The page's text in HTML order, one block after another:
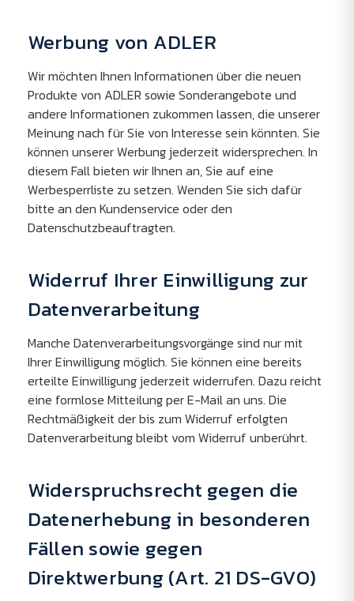
Werbung von ADLER
Wir möchten Ihnen Informationen über die neuen
Produkte von ADLER sowie Sonderangebote und
andere Informationen zukommen lassen, die unserer
Meinung nach für Sie von Interesse sein könnten. Sie
können unserer Werbung jederzeit widersprechen. In
diesem Fall bieten wir Ihnen an, Sie auf eine
Werbesperrliste zu setzen. Wenden Sie sich dafür
bitte an den Kundenservice oder den
Datenschutzbeauftragten.
Widerruf Ihrer Einwilligung zur
Datenverarbeitung
Manche Datenverarbeitungsvorgänge sind nur mit
Ihrer Einwilligung möglich. Sie können eine bereits
erteilte Einwilligung jederzeit widerrufen. Dazu reicht
eine formlose Mitteilung per E-Mail an uns. Die
Rechtmäßigkeit der bis zum Widerruf erfolgten
Datenverarbeitung bleibt vom Widerruf unberührt.
Widerspruchsrecht gegen die
Datenerhebung in besonderen
Fällen sowie gegen
Direktwerbung (Art. 21 DS-GVO)